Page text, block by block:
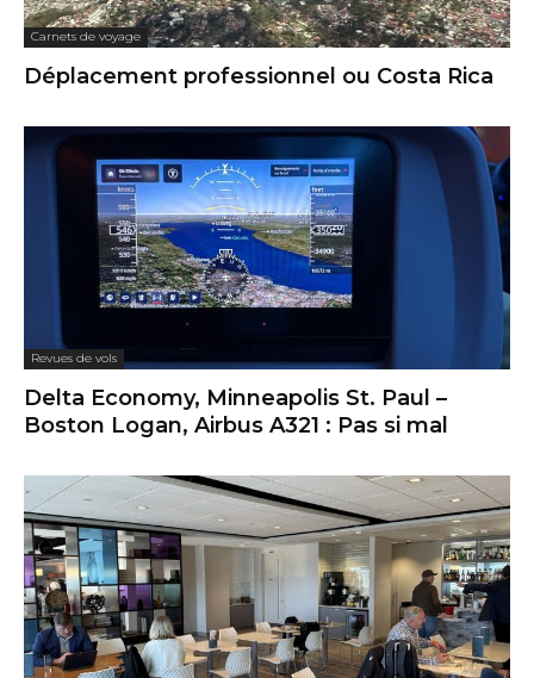
Carnets de voyage
Déplacement professionnel ou Costa Rica
Revues de vols
Delta Economy, Minneapolis St. Paul –
Boston Logan, Airbus A321 : Pas si mal